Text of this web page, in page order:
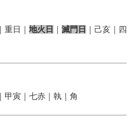
｜重日｜ 地火日 滅門日
｜己亥｜四
｜甲寅｜七赤｜執｜角